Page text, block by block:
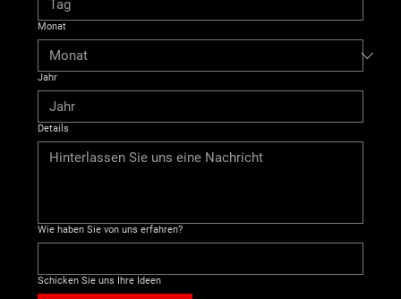
Monat
Jahr
Details
Wie haben Sie von uns erfahren?
Schicken Sie uns Ihre Ideen